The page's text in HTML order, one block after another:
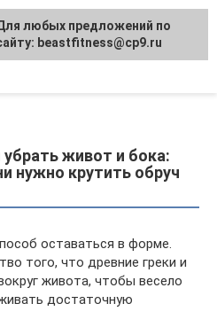
фитнес
живот и бока:
нужно крутить обруч
оставаться в форме.
того, что древние греки и
живота, чтобы весело
достаточную
любых предложений по
beastfitness@cp9.ru